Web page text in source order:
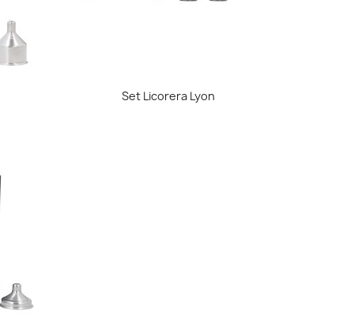
Vista rápida
Set Licorera Lyon